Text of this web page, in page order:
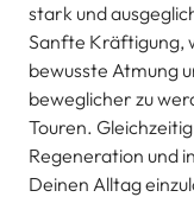
stark und
Sanfte Kräftigung,
bewusste Atmung
beweglicher zu
Touren.
Regeneration und
Deinen Alltag